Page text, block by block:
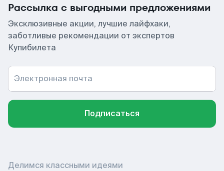
Рассылка с выгодными предложениями
Эксклюзивные акции, лучшие лайфхаки,
заботливые рекомендации от экспертов
Купибилета
Электронная почта
Подписаться
Делимся классными идеями